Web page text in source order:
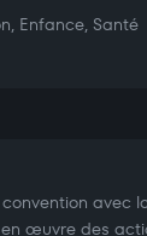
Enfance, Santé
avec
œuvre des